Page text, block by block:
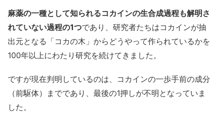
麻薬の一種として知られるコカインの生合成過程も解明さ
れていない過程の1つであり、研究者たちはコカインが抽
出元となる「コカの木」からどうやって作られているかを
100年以上にわたり研究を続けてきました。
ですが現在判明しているのは、コカインの一歩手前の成分
（前駆体）までであり、最後の1押しが不明となっていま
した。